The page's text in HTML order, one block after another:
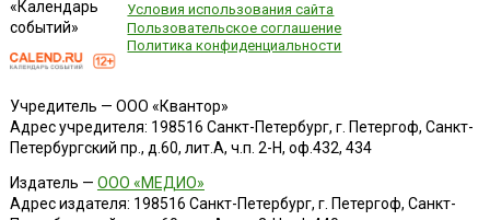
«Календарь
событий»
Условия использования сайта
Пользовательское соглашение
Политика конфиденциальности
Учредитель — ООО «Квантор»
Адрес учредителя: 198516 Санкт-Петербург, г. Петергоф, Санкт-
Петербургский пр., д.60, лит.А, ч.п. 2-Н, оф.432, 434
Издатель — ООО «МЕДИО»
Адрес издателя: 198516 Санкт-Петербург, г. Петергоф, Санкт-